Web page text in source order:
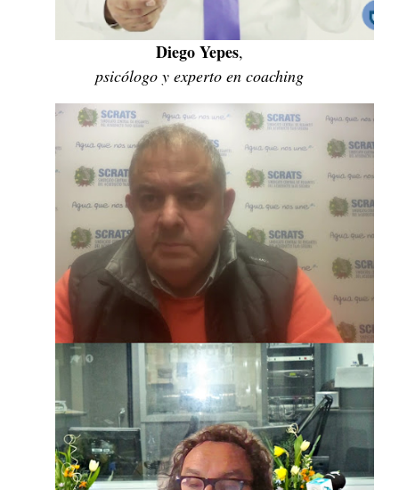
Diego Yepes,
psicólogo y experto en coaching